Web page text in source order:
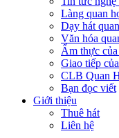
Làng quan
Dạy hát
Văn hóa
Ẩm thực
Giao tiếp
CLB Quan
Bạn đọc viết
Giới thiệu
Thuê hát
Liên hệ